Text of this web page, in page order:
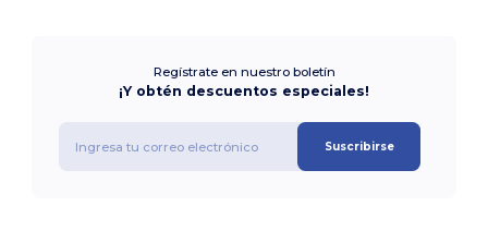
Regístrate en nuestro boletín
¡Y obtén descuentos especiales!
Suscribirse